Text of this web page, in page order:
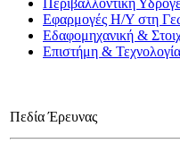
Εφαρμογές Η/Υ στη
Εδαφομηχανική &
Επιστήμη &
Πεδία Έρευνας